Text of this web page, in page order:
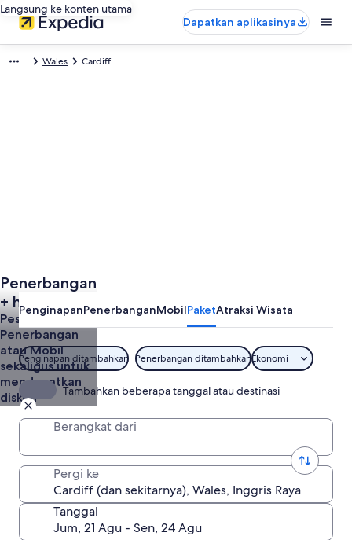
Langsung ke konten utama
Dapatkan aplikasinya
Wales Cardiff
Penerbangan
+ hotel di
Cardiff
Pesan Hotel +
Penerbangan
atau Mobil
sekaligus untuk
mendapatkan
diskon
PenginapanPenerbanganMobilPaketAtraksi Wisata
Penginapan ditambahkan Penerbangan ditambahkanEkonomi
Tambahkan beberapa tanggal atau destinasi
Berangkat dari
Pergi ke
Tanggal